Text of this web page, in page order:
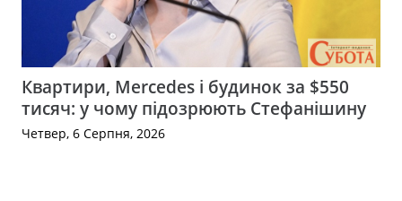
Квартири, Mercedes і будинок за $550
тисяч: у чому підозрюють Стефанішину
Четвер, 6 Серпня, 2026